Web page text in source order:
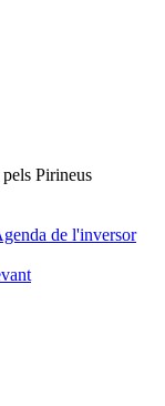
de l'inversor